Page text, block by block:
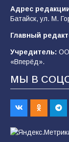
Батайским
«Слухи — не
Евгений
Адрес
Батайск, ул. М.
Главный
Учредитель:
«Вперёд».
МЫ В